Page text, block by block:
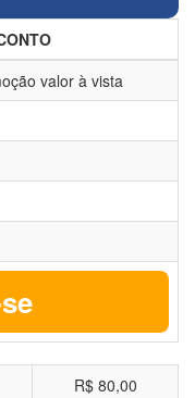
valor à vista
R$ 80,00